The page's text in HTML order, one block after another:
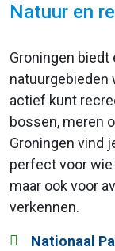
Natuur en
Groningen
natuurgebieden
actief kunt
bossen, meren
Groningen vind
perfect voor
maar ook voor
verkennen.
Nationaal